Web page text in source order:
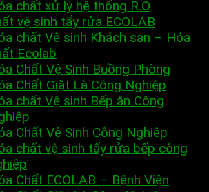
chất xử lý hệ thống R.O
vệ sinh tẩy rửa ECOLAB
chất Vệ sinh Khách sạn – Hóa
Ecolab
Chất Vệ Sinh Buồng Phòng
Chất Giặt Là Công Nghiệp
chất Vệ sinh Bếp ăn Công
Chất Vệ Sinh Công Nghiệp
chất vệ sinh tẩy rửa bếp công
Chất ECOLAB – Bệnh Viện